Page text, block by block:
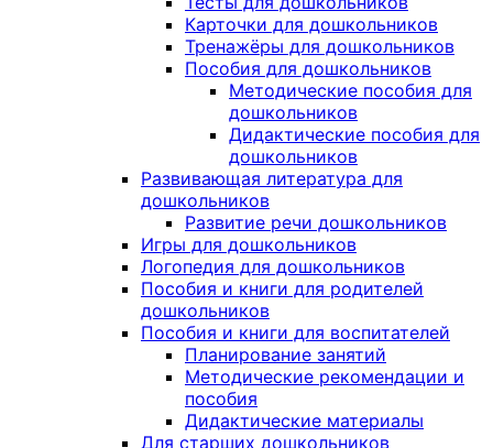
Карточки для дошкольников
Тренажёры для дошкольников
Пособия для дошкольников
Методические пособия для
дошкольников
Дидактические пособия для
дошкольников
Развивающая литература для
дошкольников
Развитие речи дошкольников
Игры для дошкольников
Логопедия для дошкольников
Пособия и книги для родителей
дошкольников
Пособия и книги для воспитателей
Планирование занятий
Методические рекомендации и
пособия
Дидактические материалы
Для старших дошкольников